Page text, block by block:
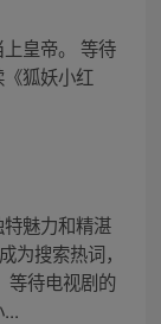
皇帝。 等待
狐妖小红
魅力和精湛
为搜索热词，
等待电视剧的